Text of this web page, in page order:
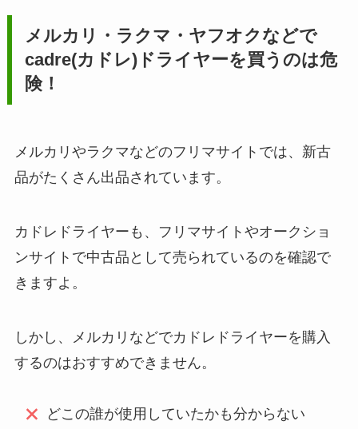
メルカリ・ラクマ・ヤフオクなどで
cadre(カドレ)ドライヤーを買うのは危
険！
メルカリやラクマなどのフリマサイトでは、新古
品がたくさん出品されています。
カドレドライヤーも、フリマサイトやオークショ
ンサイトで中古品として売られているのを確認で
きますよ。
しかし、メルカリなどでカドレドライヤーを購入
するのはおすすめできません。
どこの誰が使用していたかも分からない